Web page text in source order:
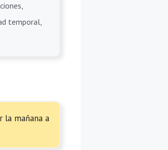
temporal,
la mañana a